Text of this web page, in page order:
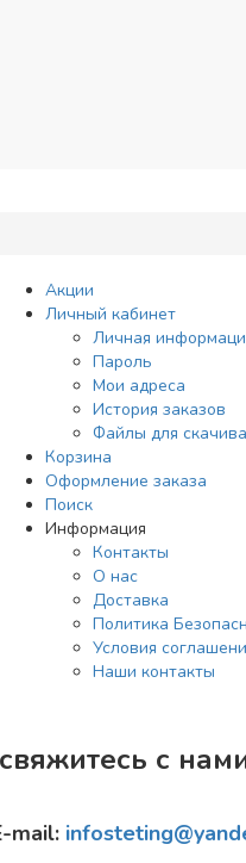
Акции
Личный кабинет
Личная
Пароль
Мои адреса
История заказов
Файлы для
Корзина
Оформление заказа
Поиск
Информация
Контакты
О нас
Доставка
Политика
Условия
Наши контакты
с
mail: